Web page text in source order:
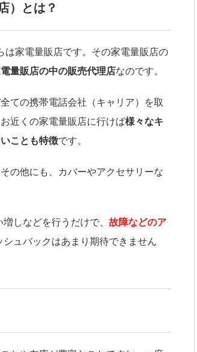
）とは？
は家電量販店です。その家電量販店の
量販店の中の販売代理店なのです。
ての携帯電話会社（キャリア）を取
近くの家電量販店に行けば様々なキ
ことも特徴です。
の他にも、カバーやアクセサリーな
しなどを行うだけで、 故障などのア
シュバックはあまり期待できません